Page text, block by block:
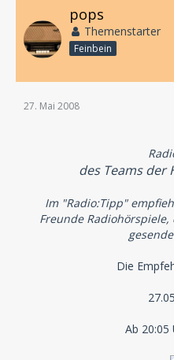
pops
Themenstarter
Feinbein
27. Mai 2008
des Teams der
Im "Radio:Tipp"
Freunde
Die
Ab 20:05